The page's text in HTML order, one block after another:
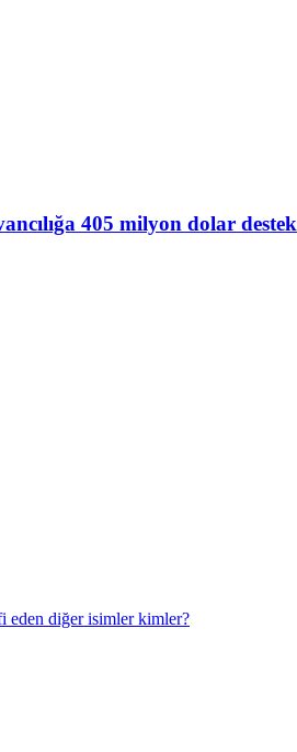
405 milyon dolar destek
eden diğer isimler kimler?